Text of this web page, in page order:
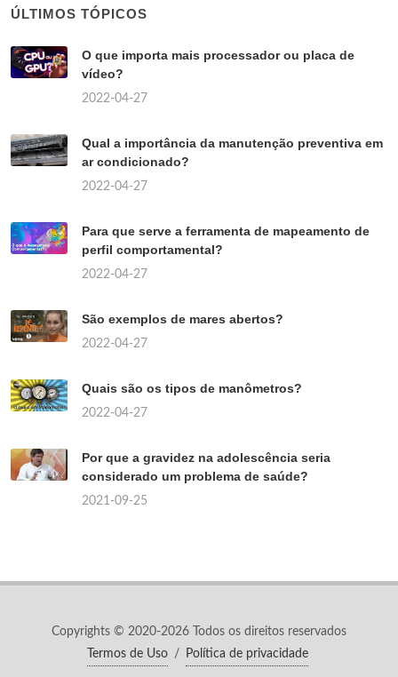
ÚLTIMOS TÓPICOS
O que importa mais processador ou placa de
vídeo?
2022-04-27
Qual a importância da manutenção preventiva em
ar condicionado?
2022-04-27
Para que serve a ferramenta de mapeamento de
perfil comportamental?
2022-04-27
São exemplos de mares abertos?
2022-04-27
Quais são os tipos de manômetros?
2022-04-27
Por que a gravidez na adolescência seria
considerado um problema de saúde?
2021-09-25
Copyrights © 2020-2026 Todos os direitos reservados
Termos de Uso / Política de privacidade